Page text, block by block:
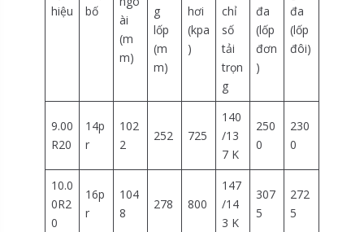
hiệu
bố
ài
(m
m)
g
lốp
(m
m)
hơi
(kpa
)
chỉ
số
tải
trọn
g
đa
(lốp
đơn
)
đa
(lốp
đôi)
9.00
R20
14p
r
102
2
252 725
140
/13
7 K
250
0
230
0
10.0
0R2
0
16p
r
104
8
278 800
147
/14
3 K
307
5
272
5